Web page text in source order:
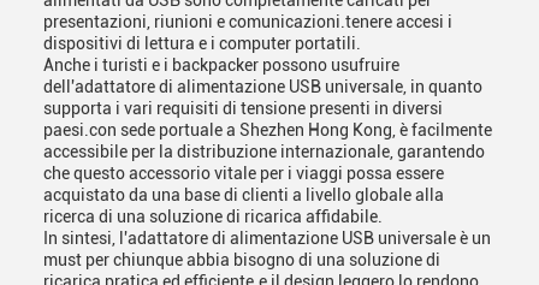
presentazioni, riunioni e comunicazioni.tenere accesi i
dispositivi di lettura e i computer portatili.
Anche i turisti e i backpacker possono usufruire
dell'adattatore di alimentazione USB universale, in quanto
supporta i vari requisiti di tensione presenti in diversi
paesi.con sede portuale a Shezhen Hong Kong, è facilmente
accessibile per la distribuzione internazionale, garantendo
che questo accessorio vitale per i viaggi possa essere
acquistato da una base di clienti a livello globale alla
ricerca di una soluzione di ricarica affidabile.
In sintesi, l'adattatore di alimentazione USB universale è un
must per chiunque abbia bisogno di una soluzione di